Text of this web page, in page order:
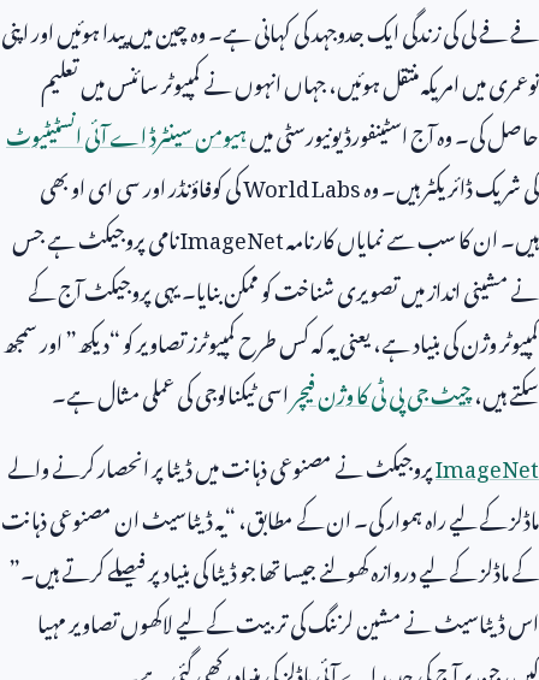
فے فے لی کی زندگی ایک جدوجہد کی کہانی ہے۔ وہ چین میں پیدا ہوئیں اور اپنی
نوعمری میں امریکہ منتقل ہوئیں، جہاں انہوں نے کمپیوٹر سائنس میں تعلیم
حاصل کی۔ وہ آج اسٹینفورڈ یونیورسٹی میںہیومن سینٹرڈ اے آئی انسٹیٹیوٹ
کی شریک ڈائریکٹر ہیں۔ وہWorld Labsکی کوفاؤنڈر اور سی ای او بھی
ہیں۔ ان کا سب سے نمایاں کارنامہImageNetنامی پروجیکٹ ہے جس
نے مشینی انداز میں تصویری شناخت کو ممکن بنایا۔ یہی پروجیکٹ آج کے
کمپیوٹر وژن کی بنیاد ہے، یعنی یہ کہ کس طرح کمپیوٹرز تصاویر کو “دیکھ” اور سمجھ
سکتے ہیں،چیٹ جی پی ٹی کا وژن فیچراسی ٹیکنالوجی کی عملی مثال ہے۔
ImageNetپروجیکٹ نے مصنوعی ذہانت میں ڈیٹا پر انحصار کرنے والے
ماڈلز کے لیے راہ ہموار کی۔ ان کے مطابق، “یہ ڈیٹاسیٹ ان مصنوعی ذہانت
کے ماڈلز کے لیے دروازہ کھولنے جیسا تھا جو ڈیٹا کی بنیاد پر فیصلے کرتے ہیں۔”
اس ڈیٹاسیٹ نے مشین لرننگ کی تربیت کے لیے لاکھوں تصاویر مہیا